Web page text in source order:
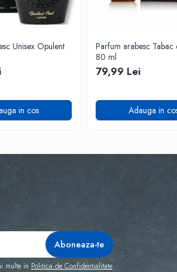
Unisex Opulent
in cos
Parfum arabesc Tabac
80 ml
79,99 Lei
Adauga in
multe in Politica de Confidentialitate